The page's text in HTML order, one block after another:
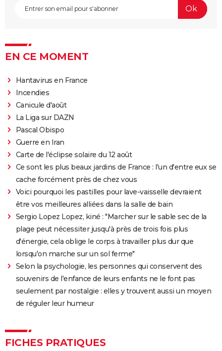
EN CE MOMENT
Hantavirus en France
Incendies
Canicule d'août
La Liga sur DAZN
Pascal Obispo
Guerre en Iran
Carte de l'éclipse solaire du 12 août
Ce sont les plus beaux jardins de France : l'un d'entre eux se
cache forcément près de chez vous
Voici pourquoi les pastilles pour lave-vaisselle devraient
être vos meilleures alliées dans la salle de bain
Sergio Lopez Lopez, kiné : "Marcher sur le sable sec de la
plage peut nécessiter jusqu'à près de trois fois plus
d'énergie, cela oblige le corps à travailler plus dur que
lorsqu'on marche sur un sol ferme"
Selon la psychologie, les personnes qui conservent des
souvenirs de l'enfance de leurs enfants ne le font pas
seulement par nostalgie : elles y trouvent aussi un moyen
de réguler leur humeur
FICHES PRATIQUES